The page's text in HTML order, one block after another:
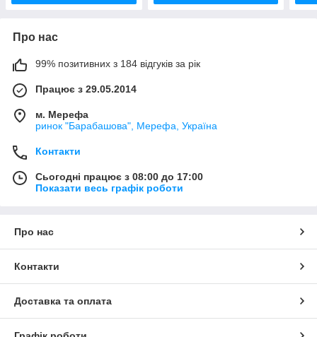
Про нас
99% позитивних з 184 відгуків за рік
Працює з 29.05.2014
м. Мерефа
ринок "Барабашова", Мерефа, Україна
Контакти
Сьогодні працює з 08:00 до 17:00
Показати весь графік роботи
Про нас
Контакти
Доставка та оплата